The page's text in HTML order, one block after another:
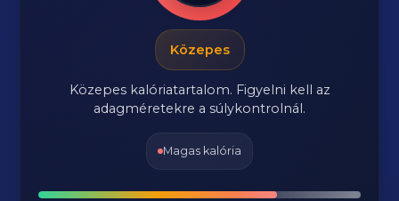
Közepes
Közepes kalóriatartalom. Figyelni kell az
adagméretekre a súlykontrolnál.
Magas kalória